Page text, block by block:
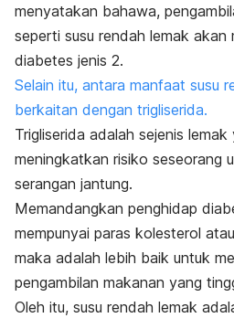
menyatakan bahawa,
seperti susu rendah lemak akan
diabetes jenis 2.
Selain itu, antara manfaat susu
berkaitan dengan trigliserida.
Trigliserida adalah sejenis
meningkatkan risiko seseorang
serangan jantung.
Memandangkan penghidap
mempunyai paras kolesterol
maka adalah lebih baik untuk
pengambilan makanan yang
Oleh itu, susu rendah lemak